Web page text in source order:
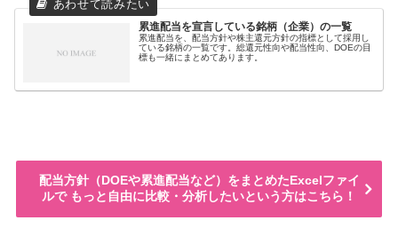
累進配当を宣言している銘柄（企業）の一覧
累進配当を、配当方針や株主還元方針の指標として採用し
ている銘柄の一覧です。総還元性向や配当性向、DOEの目
標も一緒にまとめてあります。
配当方針（DOEや累進配当など）をまとめたExcelファイ
ルで もっと自由に比較・分析したいという方はこちら！